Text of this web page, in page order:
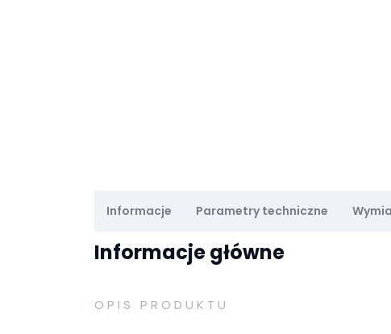
Informacje Parametry techniczne
Informacje główne
OPIS PRODUKTU